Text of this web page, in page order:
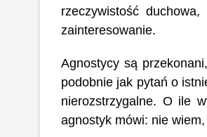
rzeczywistość
zainteresowanie.
Agnostycy są
podobnie jak pytań o
nierozstrzygalne. O ile
agnostyk mówi: nie